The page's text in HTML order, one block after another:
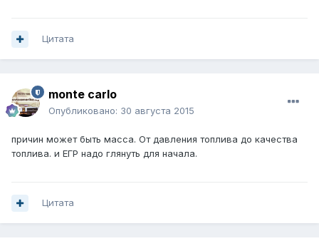
Цитата
monte carlo
Опубликовано: 30 августа 2015
причин может быть масса. От давления топлива до качества
топлива. и ЕГР надо глянуть для начала.
Цитата